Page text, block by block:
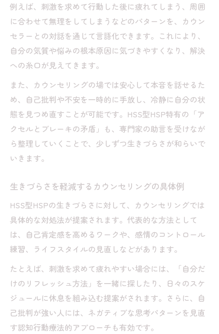
エピソード
自己批判ループから脱却するカウンセリン
グのコツ
カウンセリングで見えたHSS型HSP成功者
友達がいない孤独感にカウンセリングが寄
り添う理由
繊細さと刺激に揺れる時カウンセリングが支え
る理由
HSS型HSPのアクセルとブレーキを調整す
るカウンセリング
HSS型HSPのしんどい時期に役立つカウン
セリング活用
カウンセリングで感じる安心感と自己受容
刺激に敏感な日常をカウンセリングで整え
るコツ
HSS型HSPならではの悩みとカウンセリングで
できる対処法
例えば、刺激を求めて行動した後に疲れてしまう、周囲
に合わせて無理をしてしまうなどのパターンを、カウン
セラーとの対話を通じて言語化できます。これにより、
自分の気質や悩みの根本原因に気づきやすくなり、解決
への糸口が見えてきます。
また、カウンセリングの場では安心して本音を話せるた
め、自己批判や不安を一時的に手放し、冷静に自分の状
態を見つめ直すことが可能です。HSS型HSP特有の「ア
クセルとブレーキの矛盾」も、専門家の助言を受けなが
ら整理していくことで、少しずつ生きづらさが和らいで
いきます。
生きづらさを軽減するカウンセリングの具体例
HSS型HSPの生きづらさに対して、カウンセリングでは
具体的な対処法が提案されます。代表的な方法として
は、自己肯定感を高めるワークや、感情のコントロール
練習、ライフスタイルの見直しなどがあります。
たとえば、刺激を求めて疲れやすい場合には、「自分だ
けのリフレッシュ方法」を一緒に探したり、日々のスケ
ジュールに休息を組み込む提案がされます。さらに、自
己批判が強い人には、ネガティブな思考パターンを見直
す認知行動療法的アプローチも有効です。